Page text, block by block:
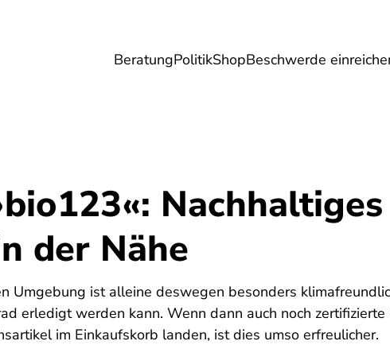
BeratungPolitikShopBeschwerde
Gesundheit Energie Reise
Nachhaltiges
der Nähe
Umgebung ist alleine deswegen besonders
erledigt werden kann. Wenn dann auch noch zertifizierte
im Einkaufskorb landen, ist dies umso erfreulicher.